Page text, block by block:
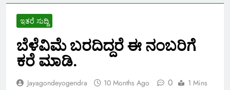
ಇತರೆ ಸುದ್ದಿ
ಬೆಳೆವಿಮೆ ಬರದಿದ್ದರೆ ಈ ನಂಬರಿಗೆ
ಕರೆ ಮಾಡಿ.
Jayagondeyogendra 10 Months Ago 0 1 Mins